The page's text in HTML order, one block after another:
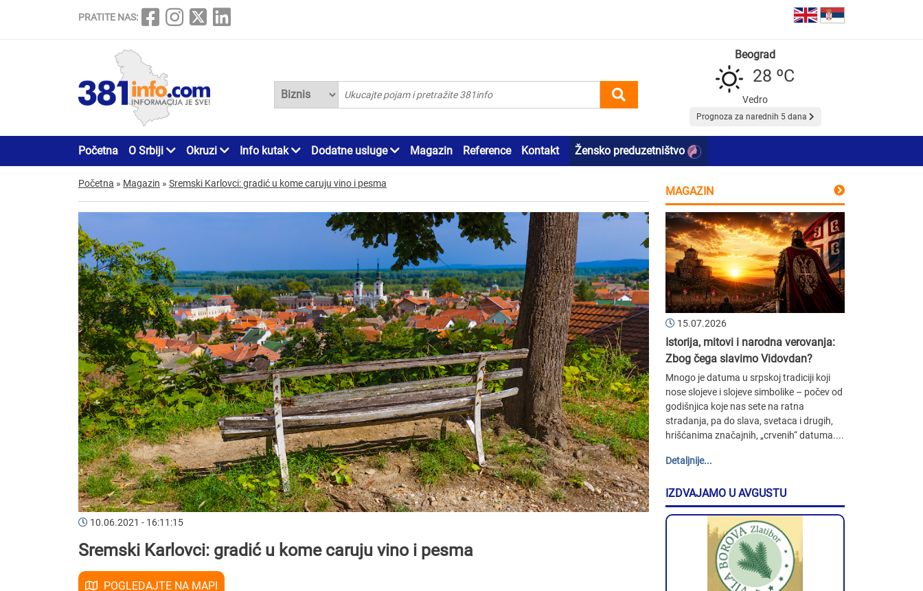
PRATITE NAS:
Beograd
28 ºC
Vedro
Prognoza za narednih 5 dana
Početna O Srbiji Okruzi Info kutak Dodatne usluge Magazin Reference Kontakt Žensko preduzetništvo
Početna » Magazin » Sremski Karlovci: gradić u kome caruju vino i pesma
10.06.2021 - 16:11:15
Sremski Karlovci: gradić u kome caruju vino i pesma
POGLEDAJTE NA MAPI
MAGAZIN
15.07.2026
Istorija, mitovi i narodna verovanja:
Zbog čega slavimo Vidovdan?
Mnogo je datuma u srpskoj tradiciji koji
nose slojeve i slojeve simbolike – počev od
godišnjica koje nas sete na ratna
stradanja, pa do slava, svetaca i drugih,
hrišćanima značajnih, „crvenih“ datuma....
Detaljnije...
IZDVAJAMO U AVGUSTU